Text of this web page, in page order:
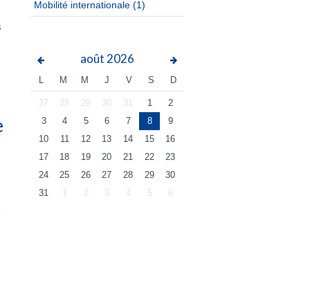
Mobilité internationale(1)
août 2026
L M M J V S D
27 28 29 30 31 1
2
3
4 5 6 7 8
9
10
11 12 13 14 15
16
17
18 19 20 21 22
23
24
25 26 27 28 29
30
31
1 2 3 4 5 6